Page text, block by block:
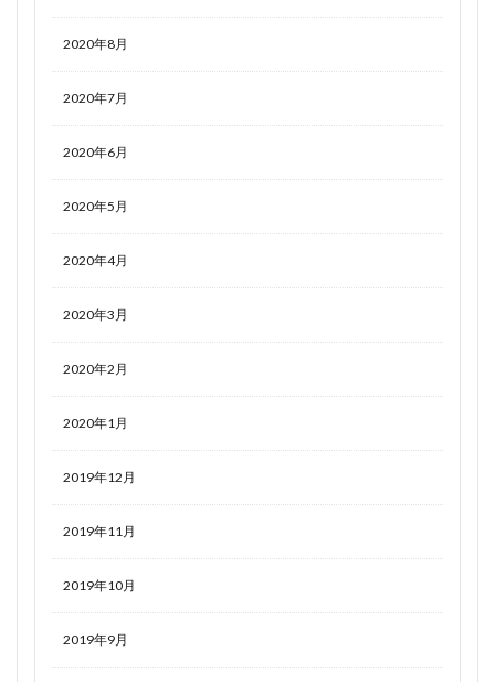
2020年8月
2020年7月
2020年6月
2020年5月
2020年4月
2020年3月
2020年2月
2020年1月
2019年12月
2019年11月
2019年10月
2019年9月